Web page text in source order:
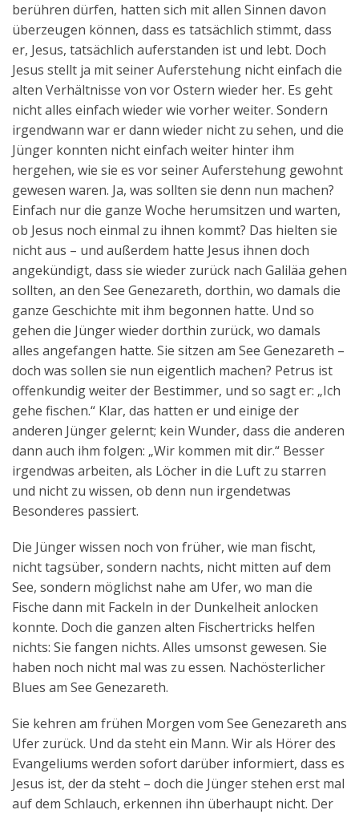
berühren dürfen, hatten sich mit allen Sinnen davon
überzeugen können, dass es tatsächlich stimmt, dass
er, Jesus, tatsächlich auferstanden ist und lebt. Doch
Jesus stellt ja mit seiner Auferstehung nicht einfach die
alten Verhältnisse von vor Ostern wieder her. Es geht
nicht alles einfach wieder wie vorher weiter. Sondern
irgendwann war er dann wieder nicht zu sehen, und die
Jünger konnten nicht einfach weiter hinter ihm
hergehen, wie sie es vor seiner Auferstehung gewohnt
gewesen waren. Ja, was sollten sie denn nun machen?
Einfach nur die ganze Woche herumsitzen und warten,
ob Jesus noch einmal zu ihnen kommt? Das hielten sie
nicht aus – und außerdem hatte Jesus ihnen doch
angekündigt, dass sie wieder zurück nach Galiläa gehen
sollten, an den See Genezareth, dorthin, wo damals die
ganze Geschichte mit ihm begonnen hatte. Und so
gehen die Jünger wieder dorthin zurück, wo damals
alles angefangen hatte. Sie sitzen am See Genezareth –
doch was sollen sie nun eigentlich machen? Petrus ist
offenkundig weiter der Bestimmer, und so sagt er: „Ich
gehe fischen.“ Klar, das hatten er und einige der
anderen Jünger gelernt; kein Wunder, dass die anderen
dann auch ihm folgen: „Wir kommen mit dir.“ Besser
irgendwas arbeiten, als Löcher in die Luft zu starren
und nicht zu wissen, ob denn nun irgendetwas
Besonderes passiert.
Die Jünger wissen noch von früher, wie man fischt,
nicht tagsüber, sondern nachts, nicht mitten auf dem
See, sondern möglichst nahe am Ufer, wo man die
Fische dann mit Fackeln in der Dunkelheit anlocken
konnte. Doch die ganzen alten Fischertricks helfen
nichts: Sie fangen nichts. Alles umsonst gewesen. Sie
haben noch nicht mal was zu essen. Nachösterlicher
Blues am See Genezareth.
Sie kehren am frühen Morgen vom See Genezareth ans
Ufer zurück. Und da steht ein Mann. Wir als Hörer des
Evangeliums werden sofort darüber informiert, dass es
Jesus ist, der da steht – doch die Jünger stehen erst mal
auf dem Schlauch, erkennen ihn überhaupt nicht. Der